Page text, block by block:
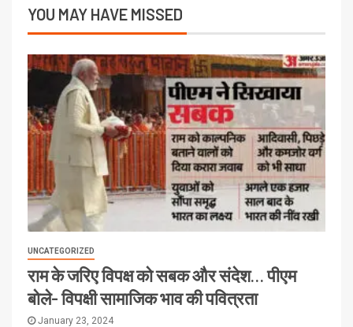
YOU MAY HAVE MISSED
UNCATEGORIZED
राम के जरिए विपक्ष को सबक और संदेश… पीएम
बोले- विपक्षी सामाजिक भाव की पवित्रता
January 23, 2024